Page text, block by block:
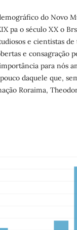
do Novo
pa o século XX o
e cientistas
e consagração
para nós
daquele que,
Roraima,